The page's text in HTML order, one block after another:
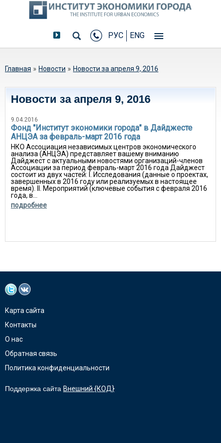
РУС ENG
Вы здесь
Главная » Новости » Новости за апреля 9, 2016
Новости за апреля 9, 2016
9.04.2016
Фонд "Институт экономики города" в Дайджесте
АНЦЭА за февраль-март 2016 года
НКО Ассоциация независимых центров экономического
анализа (АНЦЭА) представляет вашему вниманию
Дайджест с актуальными новостями организаций-членов
Ассоциации за период февраль-март 2016 года Дайджест
состоит из двух частей: I. Исследования (данные о проектах,
завершенных в 2016 году или реализуемых в настоящее
время). II. Мероприятий (ключевые события с февраля 2016
года, в...
подробнее
Карта сайта
Контакты
О нас
Обратная связь
Политика конфиденциальности
Поддержка сайта Внешний {КОД}